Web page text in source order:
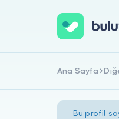
Ana Sayfa
Bu profil